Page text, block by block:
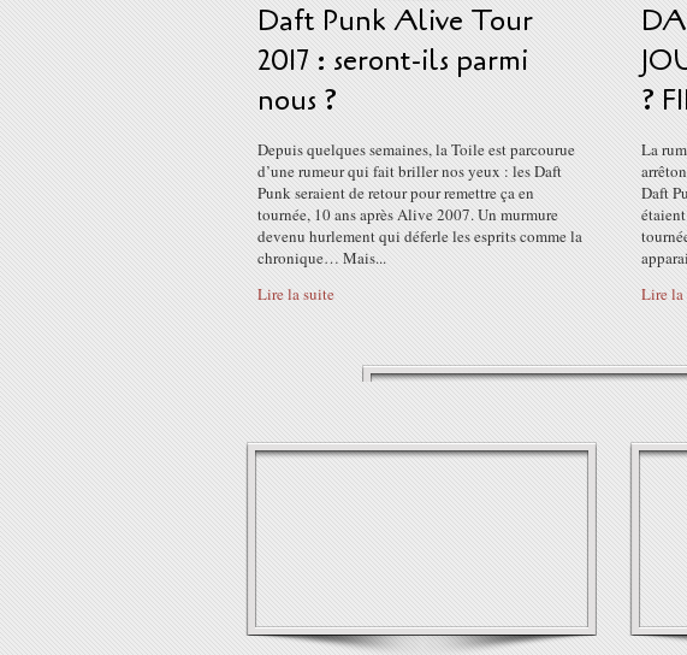
Daft Punk Alive Tour
2017 : seront-ils parmi
nous ?
Depuis quelques semaines, la Toile est parcourue
d’une rumeur qui fait briller nos yeux : les Daft
Punk seraient de retour pour remettre ça en
tournée, 10 ans après Alive 2007. Un murmure
devenu hurlement qui déferle les esprits comme la
chronique… Mais...
Lire la suite
?
La
Daft
Lire la